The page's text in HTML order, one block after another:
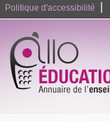
Politique d'accessibilité